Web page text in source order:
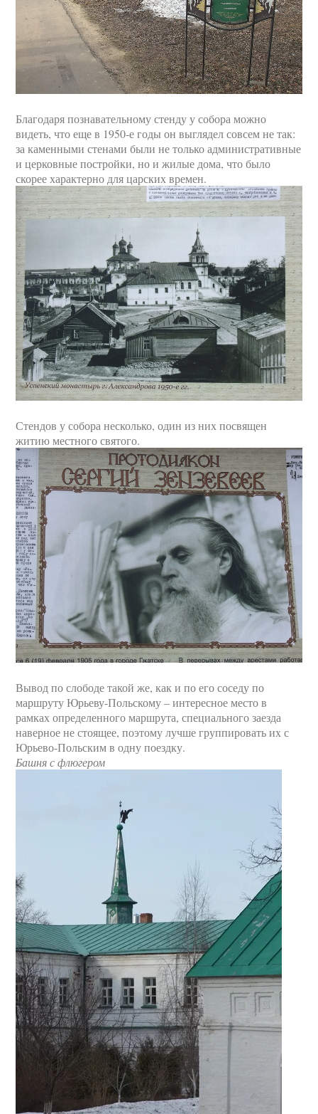
Благодаря познавательному стенду у собора можно
видеть, что еще в 1950-е годы он выглядел совсем не так:
за каменными стенами были не только административные
и церковные постройки, но и жилые дома, что было
скорее характерно для царских времен.
Стендов у собора несколько, один из них посвящен
житию местного святого.
Вывод по слободе такой же, как и по его соседу по
маршруту Юрьеву-Польскому – интересное место в
рамках определенного маршрута, специального заезда
наверное не стоящее, поэтому лучше группировать их с
Юрьево-Польским в одну поездку.
Башня с флюгером